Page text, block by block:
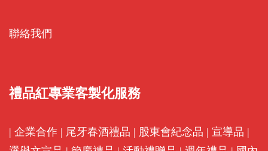
聯絡我們
禮品紅專業客製化服務
| 企業合作 | 尾牙春酒禮品 | 股東會紀念品 | 宣導品 |